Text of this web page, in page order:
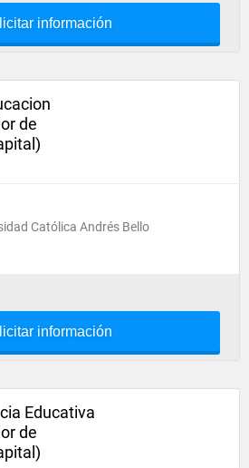
información
de
Católica Andrés Bello
información
Educativa
de